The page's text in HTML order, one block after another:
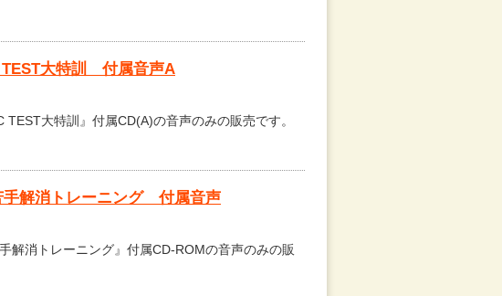
TEST大特訓 付属音声A
大特訓』付属CD(A)の音声のみの販売です。
手解消トレーニング 付属音声
解消トレーニング』付属CD-ROMの音声のみの販